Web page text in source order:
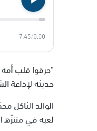
0:00
/
7:45
"حرقوا قلب أمه
حديثه لإذاعة
لعبه في متنزّه